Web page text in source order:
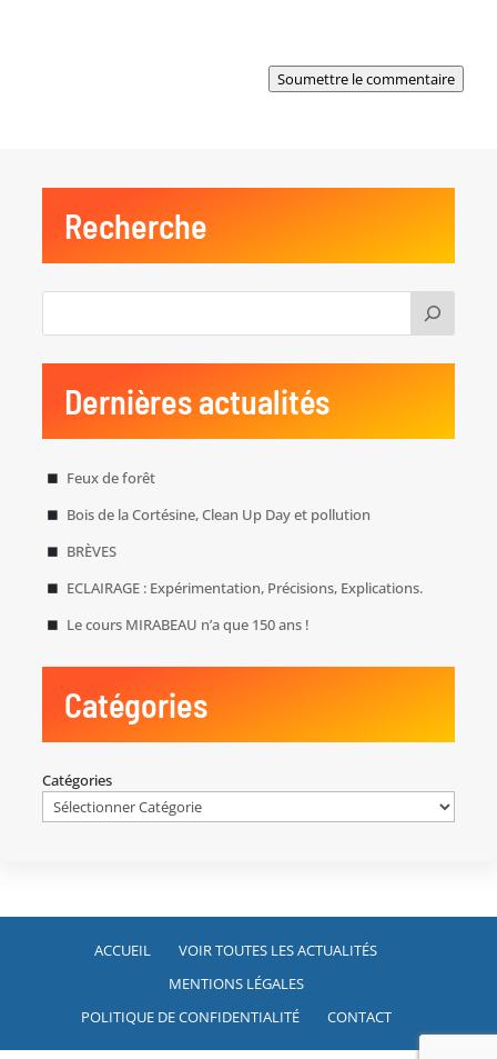
Soumettre le commentaire
Recherche
Dernières actualités
Feux de forêt
Bois de la Cortésine, Clean Up Day et pollution
BRÈVES
ECLAIRAGE : Expérimentation, Précisions, Explications.
Le cours MIRABEAU n’a que 150 ans !
Catégories
Catégories
ACCUEIL
VOIR TOUTES LES ACTUALITÉS
MENTIONS LÉGALES
POLITIQUE DE CONFIDENTIALITÉ
CONTACT